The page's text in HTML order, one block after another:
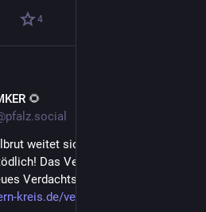
4
🌻
weitet sich aus! Für Menschen
Verdachtsgebiet
kreis.de/verwal